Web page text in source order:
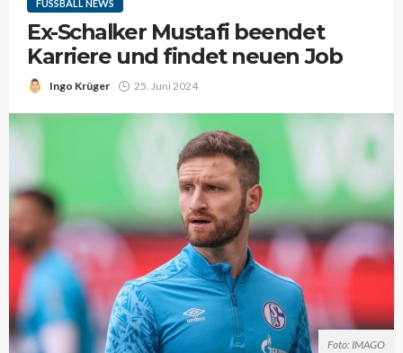
FUSSBALL NEWS
Ex-Schalker Mustafi beendet
Karriere und findet neuen Job
Ingo Krüger 25. Juni 2024
Foto: IMAGO